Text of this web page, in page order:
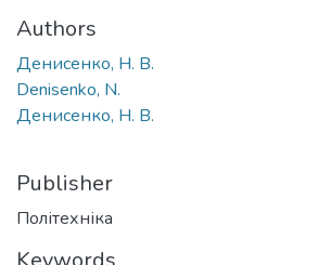
Authors
Денисенко, Н. В.
Denisenko, N.
Денисенко, Н. В.
Publisher
Політехніка